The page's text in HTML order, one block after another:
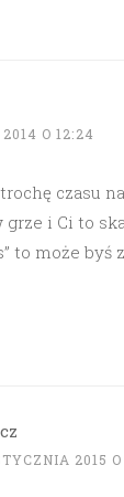
O 12:24
czasu
i Ci to
to może byś
2015 O